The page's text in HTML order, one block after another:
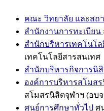
คณะ วิทยาลัย และสถ
สำนักงานการทะเบียน
สำนักบริหารเทคโนโ
เทคโนโลยีสารสนเทศ
สำนักบริหารกิจการนิ
องค์การบริหารสโมส
สโมสรนิสิตจุฬาฯ (อบ
ศูนย์การศึกษาทั่วไป ศู